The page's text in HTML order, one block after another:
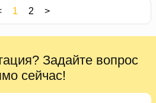
1 2 >
Задайте вопрос
сейчас!